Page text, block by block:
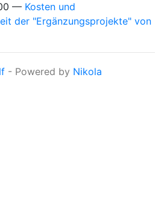
Kosten und
der "Ergänzungsprojekte" von
- Powered by Nikola